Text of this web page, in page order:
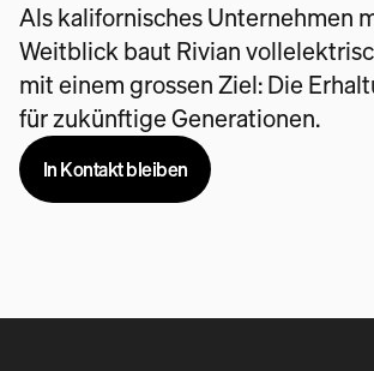
Als kalifornisches Unternehmen
Weitblick baut Rivian
mit einem grossen Ziel: Die
für zukünftige Generationen.
In Kontakt bleiben